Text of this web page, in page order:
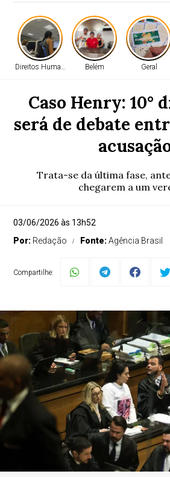
Direitos Humanos Belém Geral
Caso Henry: 10°
será de debate
Trata-se da última fase,
chegarem a um
03/06/2026 às 13h52
Por: Redação Fonte:Agência Brasil
Compartilhe: